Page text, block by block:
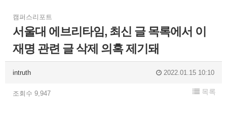
캠퍼스리포트
서울대 에브리타임, 최신 글 목록에서 이
재명 관련 글 삭제 의혹 제기돼
intruth 2022.01.15 10:10
조회수 9,947 목록